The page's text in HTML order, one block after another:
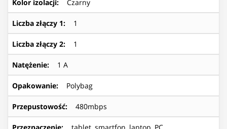
Kolor izolacji: Czarny
Liczba złączy 1: 1
Liczba złączy 2: 1
Natężenie: 1 A
Opakowanie: Polybag
Przepustowość: 480mbps
Przeznaczenie: tablet, smartfon, laptop, PC